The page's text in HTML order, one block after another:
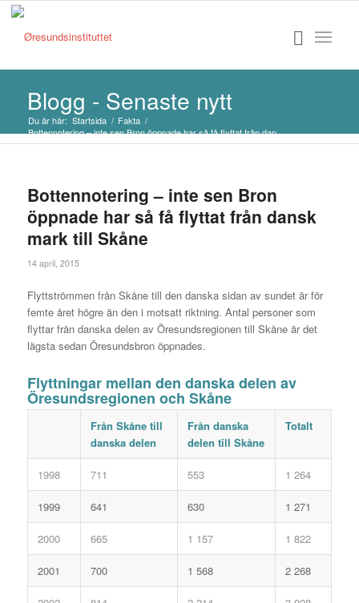
Blogg - Senaste nytt
Du är här: Startsida / Fakta /
Bottennotering – inte sen Bron öppnade har så få flyttat från dan...
Bottennotering – inte sen Bron
öppnade har så få flyttat från dansk
mark till Skåne
14 april, 2015
Flyttströmmen från Skåne till den danska sidan av sundet är för
femte året högre än den i motsatt riktning. Antal personer som
flyttar från danska delen av Öresundsregionen till Skåne är det
lägsta sedan Öresundsbron öppnades.
Flyttningar mellan den danska delen av
Öresundsregionen och Skåne
Från Skåne till
danska delen
Från danska
delen till Skåne
Totalt
1998 711 553 1 264
1999 641 630 1 271
2000 665 1 157 1 822
2001 700 1 568 2 268